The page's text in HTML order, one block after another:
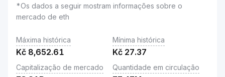
*Os dados a seguir mostram informações sobre o
mercado de eth
Máxima histórica
Kč 8,652.61
Mínima histórica
Kč 27.37
Capitalização de mercado Quantidade em circulação